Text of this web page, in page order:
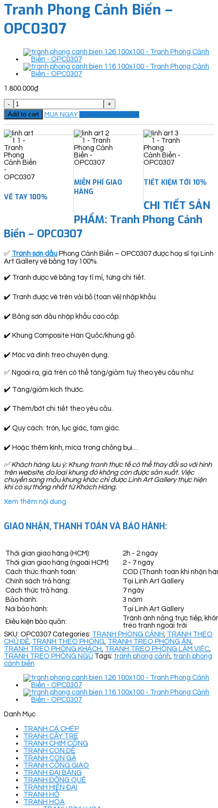
Tranh Phong Cảnh Biển –
OPC0307
1.800.000₫
Tranh
Phong
Cảnh
Biển
-
OPC0307
quantity
Add to cart MUA NGAY ĐẶT THEO YÊU CẦU
VẼ TAY 100%
MIỄN PHÍ GIAO
HÀNG
TIẾT KIỆM TỚI 10%
CHI TIẾT SẢN
PHẨM: Tranh Phong Cảnh
Biển – OPC0307
✅ Tranh sơn dầu Phong Cảnh Biển – OPC0307 được hoạ sĩ tại Linh
Art Gallery vẽ bằng tay 100%.
✔️ Tranh được vẽ bằng tay tỉ mỉ, từng chi tiết.
✔️ Tranh được vẽ trên vải bố (toan vẽ) nhập khẩu.
✔️ Bằng sơn dầu nhập khẩu cao cấp.
✔️ Khung Composite Hàn Quốc/khung gỗ.
✔️ Móc và đinh treo chuyên dụng.
✅ Ngoài ra, giá trên có thể tăng/giảm tuỳ theo yêu cầu như:
✔️ Tăng/giảm kích thước.
✔️ Thêm/bớt chi tiết theo yêu cầu.
✔️ Quy cách: tròn, lục giác, tam giác.
✔️ Hoặc thêm kính, mica trong chống bụi…
✅Khách hàng lưu ý: Khung tranh thực tế có thể thay đổi so với hình
trên website, do loại khung đó không còn được sản xuất. Việc
chuyển sang mẫu khung khác chỉ được Linh Art Gallery thực hiện
khi có sự thống nhất từ Khách Hàng.
Xem thêm nội dung
GIAO NHẬN, THANH TOÁN VÀ BẢO HÀNH:
Thời gian giao hàng (HCM):
2h - 2 ngày
Thời gian giao hàng (ngoài HCM):
2 - 7 ngày
Cách thức thanh toán:
COD (Thanh toán khi nhận
Chính sách trả hàng:
Tại Linh Art Gallery
Cách thức trả hàng:
7 ngày
Bảo hành:
3 năm
Nơi bảo hành:
Tại Linh Art Gallery
Điều kiện bảo quản:
Tránh ánh nắng trực tiếp,
treo tranh ngoài trời
SKU: OPC0307 Categories: TRANH PHONG CẢNH TRANH THEO
CHỦ ĐỀ TRANH THEO PHÒNG TRANH TREO PHÒNG ĂN
TRANH TREO PHÒNG KHÁCH TRANH TREO PHÒNG LÀM VIỆC
TRANH TREO PHÒNG NGỦ Tags: tranh phong cảnh tranh phong
cảnh biển
Danh Mục
TRANH CÁ CHÉP
TRANH CÂY TRE
TRANH CHIM CÔNG
TRANH CON DÊ
TRANH CON GÀ
TRANH CÔNG GIÁO
TRANH ĐẠI BÀNG
TRANH ĐỒNG QUÊ
TRANH HIỆN ĐẠI
TRANH HỔ
TRANH HOA